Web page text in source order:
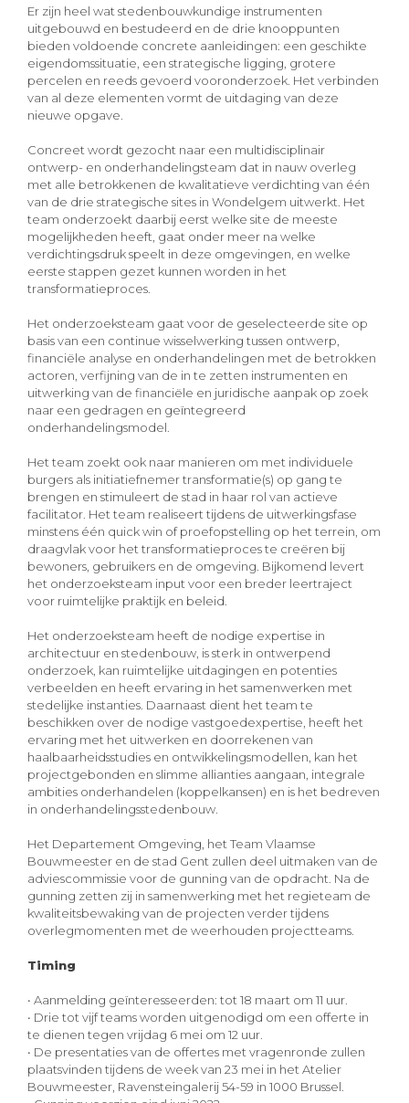
Er zijn heel wat stedenbouwkundige instrumenten
uitgebouwd en bestudeerd en de drie knooppunten
bieden voldoende concrete aanleidingen: een geschikte
eigendomssituatie, een strategische ligging, grotere
percelen en reeds gevoerd vooronderzoek. Het verbinden
van al deze elementen vormt de uitdaging van deze
nieuwe opgave.
Concreet wordt gezocht naar een multidisciplinair
ontwerp- en onderhandelingsteam dat in nauw overleg
met alle betrokkenen de kwalitatieve verdichting van één
van de drie strategische sites in Wondelgem uitwerkt. Het
team onderzoekt daarbij eerst welke site de meeste
mogelijkheden heeft, gaat onder meer na welke
verdichtingsdruk speelt in deze omgevingen, en welke
eerste stappen gezet kunnen worden in het
transformatieproces.
Het onderzoeksteam gaat voor de geselecteerde site op
basis van een continue wisselwerking tussen ontwerp,
financiële analyse en onderhandelingen met de betrokken
actoren, verfijning van de in te zetten instrumenten en
uitwerking van de financiële en juridische aanpak op zoek
naar een gedragen en geïntegreerd
onderhandelingsmodel.
Het team zoekt ook naar manieren om met individuele
burgers als initiatiefnemer transformatie(s) op gang te
brengen en stimuleert de stad in haar rol van actieve
facilitator. Het team realiseert tijdens de uitwerkingsfase
minstens één quick win of proefopstelling op het terrein, om
draagvlak voor het transformatieproces te creëren bij
bewoners, gebruikers en de omgeving. Bijkomend levert
het onderzoeksteam input voor een breder leertraject
voor ruimtelijke praktijk en beleid.
Het onderzoeksteam heeft de nodige expertise in
architectuur en stedenbouw, is sterk in ontwerpend
onderzoek, kan ruimtelijke uitdagingen en potenties
verbeelden en heeft ervaring in het samenwerken met
stedelijke instanties. Daarnaast dient het team te
beschikken over de nodige vastgoedexpertise, heeft het
ervaring met het uitwerken en doorrekenen van
haalbaarheidsstudies en ontwikkelingsmodellen, kan het
projectgebonden en slimme allianties aangaan, integrale
ambities onderhandelen (koppelkansen) en is het bedreven
in onderhandelingsstedenbouw.
Het Departement Omgeving, het Team Vlaamse
Bouwmeester en de stad Gent zullen deel uitmaken van de
adviescommissie voor de gunning van de opdracht. Na de
gunning zetten zij in samenwerking met het regieteam de
kwaliteitsbewaking van de projecten verder tijdens
overlegmomenten met de weerhouden projectteams.
Timing
• Aanmelding geïnteresseerden: tot 18 maart om 11 uur.
• Drie tot vijf teams worden uitgenodigd om een offerte in
te dienen tegen vrijdag 6 mei om 12 uur.
• De presentaties van de offertes met vragenronde zullen
plaatsvinden tijdens de week van 23 mei in het Atelier
Bouwmeester, Ravensteingalerij 54-59 in 1000 Brussel.